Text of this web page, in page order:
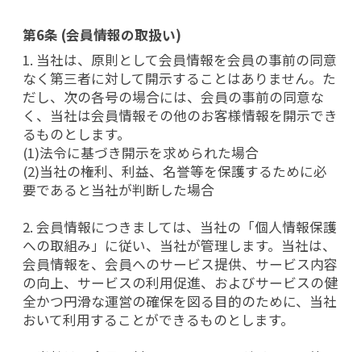
第6条 (会員情報の取扱い)
1. 当社は、原則として会員情報を会員の事前の同意
なく第三者に対して開示することはありません。た
だし、次の各号の場合には、会員の事前の同意な
く、当社は会員情報その他のお客様情報を開示でき
るものとします。
(1)法令に基づき開示を求められた場合
(2)当社の権利、利益、名誉等を保護するために必
要であると当社が判断した場合
2. 会員情報につきましては、当社の「個人情報保護
への取組み」に従い、当社が管理します。当社は、
会員情報を、会員へのサービス提供、サービス内容
の向上、サービスの利用促進、およびサービスの健
全かつ円滑な運営の確保を図る目的のために、当社
おいて利用することができるものとします。